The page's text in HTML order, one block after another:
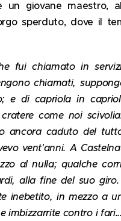
un giovane maestro,
sperduto, dove il
fui chiamato in
chiamati,
e di capriola in
come noi
ancora caduto del
vent'anni. A
al nulla; qualche
alla fine del suo
inebetito, in mezzo a
imbizzarrite contro i fari...